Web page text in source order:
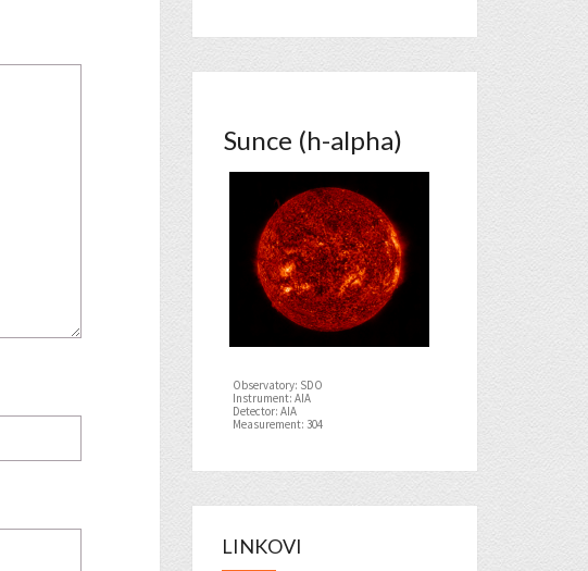
Sunce (h-alpha)
Observatory: SDO
Instrument: AIA
Detector: AIA
Measurement: 304
LINKOVI